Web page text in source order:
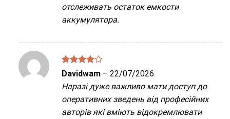
отслеживать остаток емкости
аккумулятора.
Được
45 sao
Davidwam – 22/07/2026
Наразі дуже важливо мати доступ до
оперативних зведень від професійних
авторів які вміють відокремлювати